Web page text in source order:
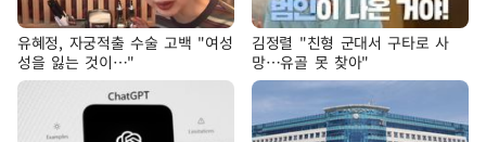
유혜정, 자궁적출 수술 고백 "여성
성을 잃는 것이…"
김정렬 "친형 군대서 구타로 사
망…유골 못 찾아"